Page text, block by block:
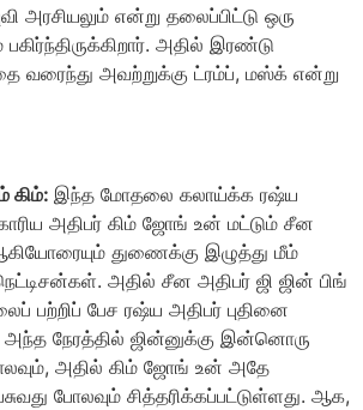
அரசியலும் என்று தலைப்பிட்டு ஒரு
அதில் இரண்டு
வரைந்து அவற்றுக்கு ட்ரம்ப், மஸ்க் என்று
கிம்: இந்த மோதலை கலாய்க்க ரஷ்ய
அதிபர் கிம் ஜோங் உன் மட்டும் சீன
துணைக்கு இழுத்து மீம்
அதில் சீன அதிபர் ஜி ஜின் பிங்
பற்றிப் பேச ரஷ்ய அதிபர் புதினை
அந்த நேரத்தில் ஜின்னுக்கு இன்னொரு
அதில் கிம் ஜோங் உன் அதே
போலவும் சித்தரிக்கப்பட்டுள்ளது. ஆக,